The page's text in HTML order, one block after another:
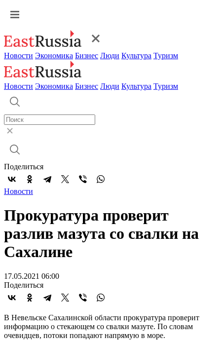
Новости Экономика Бизнес Люди Культура Туризм
Новости Экономика Бизнес Люди Культура Туризм
Поделиться
Новости
Прокуратура проверит
разлив мазута со свалки на
Сахалине
17.05.2021 06:00
Поделиться
В Невельске Сахалинской области прокуратура проверит
информацию о стекающем со свалки мазуте. По словам
очевидцев, потоки попадают напрямую в море.